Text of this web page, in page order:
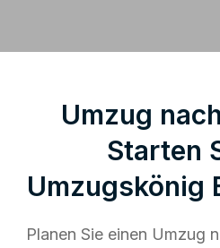
Umzug
Starten
Umzugskönig
Planen Sie einen Umzug